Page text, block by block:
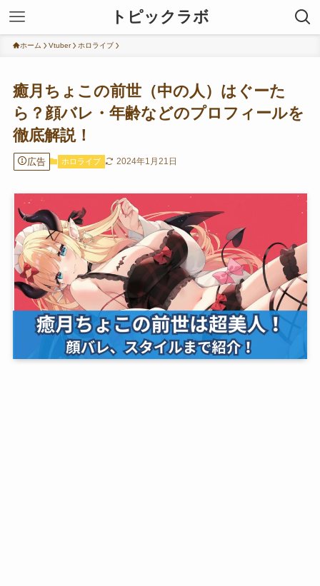
トピックラボ
ホーム Vtuber ホロライブ
癒月ちょこの前世（中の人）はぐーた
ら？顔バレ・年齢などのプロフィールを
徹底解説！
広告 ホロライブ 2024年1月21日